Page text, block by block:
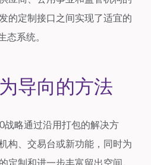
的定制接口之间实现了适宜的
态系统。
导向的方法
战略通过沿用打包的解决方
构、交易台或新功能，同时为
定制和进一步丰富留出空间。